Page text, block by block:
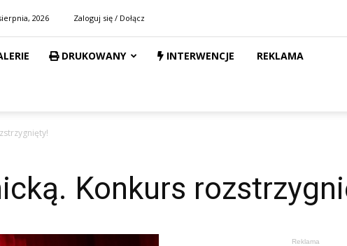
2026 Zaloguj się / Dołącz
DRUKOWANY INTERWENCJE REKLAMA
Konkurs
Reklama